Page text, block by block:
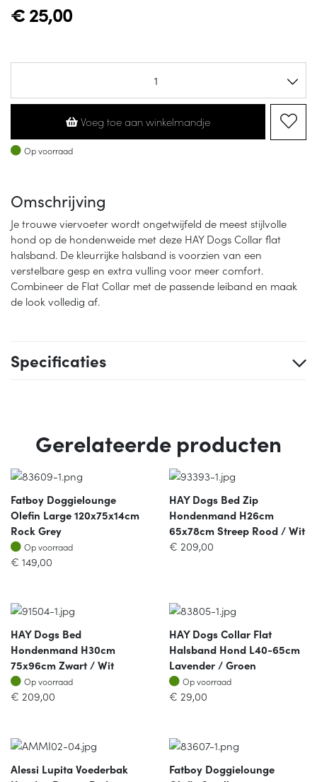
€25,00
Voeg toe aan winkelmandje
Op voorraad
Op voorraad
Omschrijving
Je trouwe viervoeter wordt ongetwijfeld de meest stijlvolle
hond op de hondenweide met deze HAY Dogs Collar flat
halsband. De kleurrijke halsband is voorzien van een
verstelbare gesp en extra vulling voor meer comfort.
Combineer de Flat Collar met de passende leiband en maak
de look volledig af.
Specificaties
Gerelateerde producten
Fatboy Doggielounge
Olefin Large 120x75x14cm
Rock Grey
Op voorraad
Op voorraad
€ 149,00
HAY Dogs Bed Zip
Hondenmand H26cm
65x78cm Streep Rood / Wit
€ 209,00
HAY Dogs Bed
Hondenmand H30cm
75x96cm Zwart / Wit
Op voorraad
Op voorraad
€ 209,00
HAY Dogs Collar Flat
Halsband Hond L40-65cm
Lavender / Groen
Op voorraad
Op voorraad
€ 29,00
Alessi Lupita Voederbak
Fatboy Doggielounge